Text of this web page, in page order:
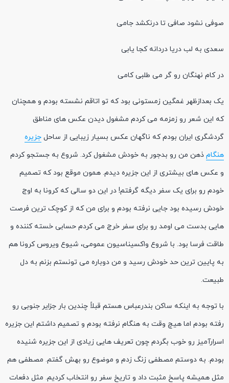
صوفی نشود صافی تا درنکشد جامی
سعدی به لب دریا دردانه کجا یابی
در کام نهنگان رو گر می طلبی کامی
یک بعدازظهر غمگین زمستونی بود که تو اتاقم نشسته بودم و همچنان
که این شعر رو زمزمه می کردم مشغول دیدن عکس های مناطق
گردشگری ایران بودم که ناگهان عکس بسیار زیبایی از ساحل جزیره
هنگام ذهن من رو بدجور به خودش مشغول کرد. شروع به جستجو کردم
و عکس های بیشتری از این جزیره دیدم. همون موقع بود که تصمیم
خودم رو برای یک سفر دیگه گرفتم! در این دو سالی که کرونا به اوج
خودش رسیده بود جایی نرفته بودم و برای من که از کوچک ترین فرصت
هایی بدست می اومد رو برای سفر خرج می کردم حسابی خسته کننده و
طاقت فرسا بود. با شروع واکسیناسیون عمومی، شیوع ویروس کرونا هم
به پایین ترین حد خودش رسید و من دوباره می تونستم بزنم به دل
طبیعت.
با توجه به اینکه ساکن بندرعباس هستم قبلاً چندین بار جزایر جنوبی رو
رفته بودم اما هیچ وقت به هنگام نرفته بودم و تصمیم داشتم این جزیره
اسرارآمیز رو خوب بگردم چون تعریف هایی زیادی از این جزیره شنیده
بودم. به دوستم مصطفی زنگ زدم و موضوع رو بهش گفتم. مصطفی هم
مثل همیشه پاسخ مثبت داد و تاریخ سفر رو انتخاب کردیم. مثل دفعات